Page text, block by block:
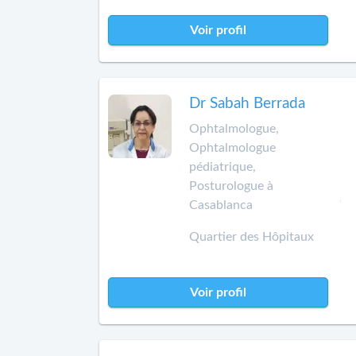
Voir profil
Dr Sabah Berrada
Ophtalmologue,
Ophtalmologue
pédiatrique,
Posturologue à
Casablanca
Quartier des Hôpitaux
Voir profil